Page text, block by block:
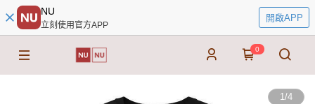
NU
立刻使用官方APP
開啟APP
0
1/4